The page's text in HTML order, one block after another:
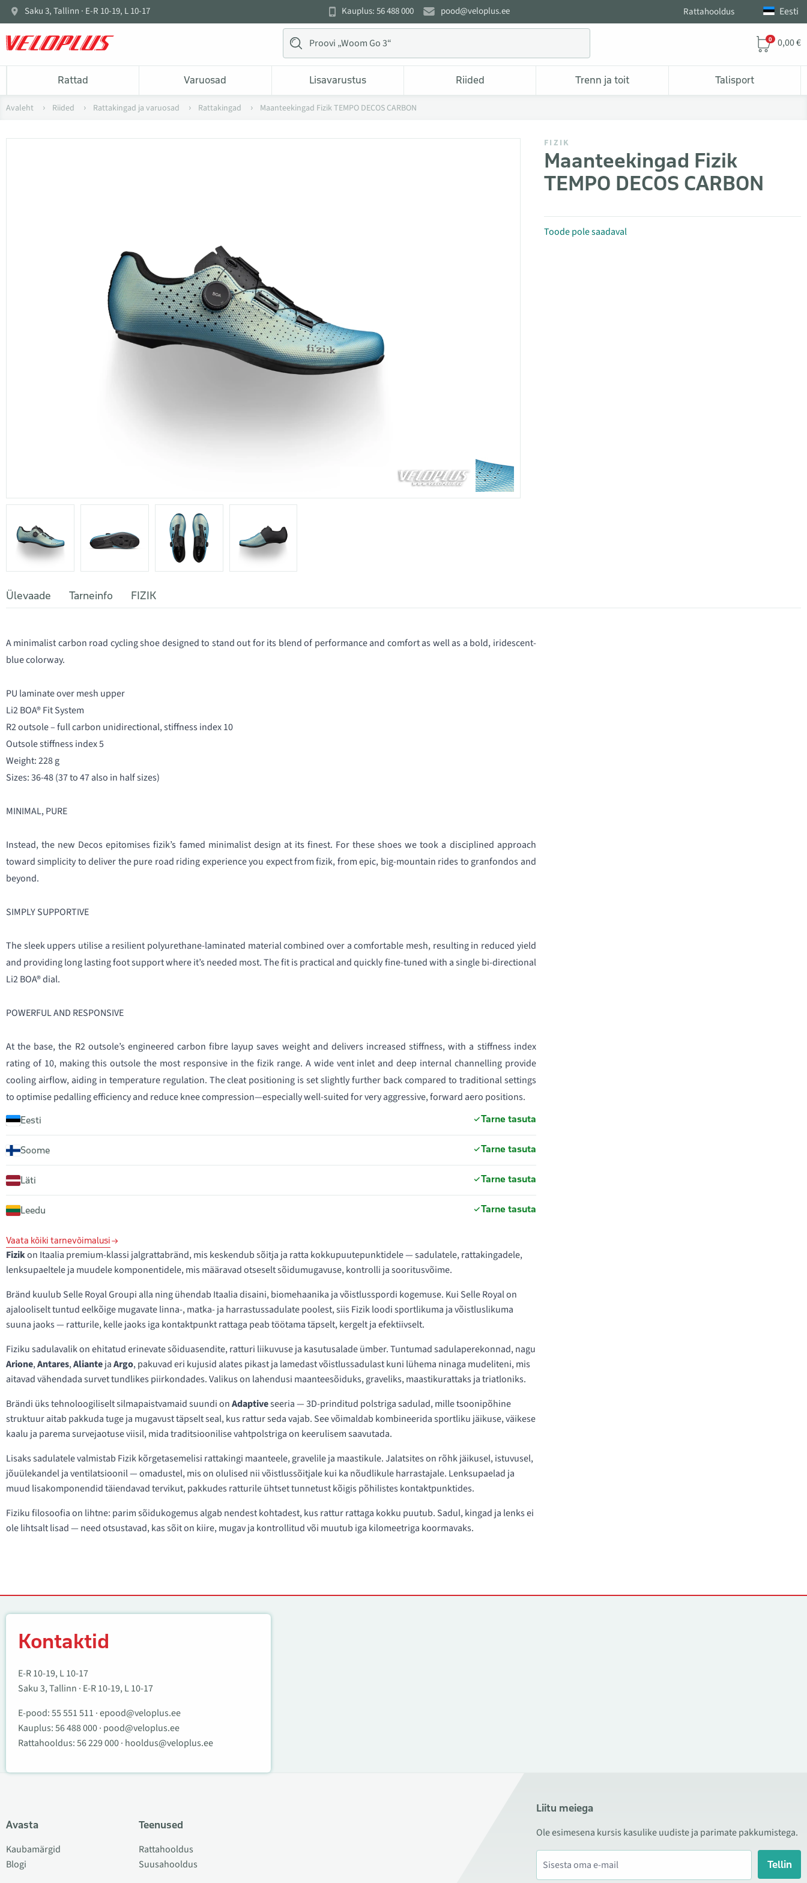
Saku 3, Tallinn · E-R 10-19, L 10-17 Kauplus: 56 488 000 pood@veloplus.ee Rattahooldus Eesti
0 0,00 €
Rattad Varuosad Lisavarustus Riided Trenn ja toit Talisport
Avaleht Riided Rattakingad ja varuosad Rattakingad Maanteekingad Fizik TEMPO DECOS CARBON
FIZIK
Maanteekingad Fizik
TEMPO DECOS CARBON
Toode pole saadaval
Ülevaade Tarneinfo FIZIK
A minimalist carbon road cycling shoe designed to stand out for its blend of performance and comfort as well as a bold, iridescent-
blue colorway.
PU laminate over mesh upper
Li2 BOA® Fit System
R2 outsole – full carbon unidirectional, stiffness index 10
Outsole stiffness index 5
Weight: 228 g
Sizes: 36-48 (37 to 47 also in half sizes)
MINIMAL, PURE
Instead, the new Decos epitomises fizik’s famed minimalist design at its finest. For these shoes we took a disciplined approach
toward simplicity to deliver the pure road riding experience you expect from fizik, from epic, big-mountain rides to granfondos and
beyond.
SIMPLY SUPPORTIVE
The sleek uppers utilise a resilient polyurethane-laminated material combined over a comfortable mesh, resulting in reduced yield
and providing long lasting foot support where it’s needed most. The fit is practical and quickly fine-tuned with a single bi-directional
Li2 BOA® dial.
POWERFUL AND RESPONSIVE
At the base, the R2 outsole’s engineered carbon fibre layup saves weight and delivers increased stiffness, with a stiffness index
rating of 10, making this outsole the most responsive in the fizik range. A wide vent inlet and deep internal channelling provide
cooling airflow, aiding in temperature regulation. The cleat positioning is set slightly further back compared to traditional settings
to optimise pedalling efficiency and reduce knee compression—especially well-suited for very aggressive, forward aero positions.
Eesti Tarne tasuta
Soome Tarne tasuta
Läti Tarne tasuta
Leedu Tarne tasuta
Vaata kõiki tarnevõimalusi
Fizikon Itaalia premium-klassi jalgrattabränd, mis keskendub sõitja ja ratta kokkupuutepunktidele — sadulatele, rattakingadele,
lenksupaeltele ja muudele komponentidele, mis määravad otseselt sõidumugavuse, kontrolli ja sooritusvõime.
Bränd kuulub Selle Royal Groupi alla ning ühendab Itaalia disaini, biomehaanika ja võistlusspordi kogemuse. Kui Selle Royal on
ajalooliselt tuntud eelkõige mugavate linna-, matka- ja harrastussadulate poolest, siis Fizik loodi sportlikuma ja võistluslikuma
suuna jaoks — ratturile, kelle jaoks iga kontaktpunkt rattaga peab töötama täpselt, kergelt ja efektiivselt.
Fiziku sadulavalik on ehitatud erinevate sõiduasendite, ratturi liikuvuse ja kasutusalade ümber. Tuntumad sadulaperekonnad, nagu
Arione,Antares,AliantejaArgo, pakuvad eri kujusid alates pikast ja lamedast võistlussadulast kuni lühema ninaga mudeliteni, mis
aitavad vähendada survet tundlikes piirkondades. Valikus on lahendusi maanteesõiduks, graveliks, maastikurattaks ja triatloniks.
Brändi üks tehnoloogiliselt silmapaistvamaid suundi onAdaptiveseeria — 3D-prinditud polstriga sadulad, mille tsoonipõhine
struktuur aitab pakkuda tuge ja mugavust täpselt seal, kus rattur seda vajab. See võimaldab kombineerida sportliku jäikuse, väikese
kaalu ja parema survejaotuse viisil, mida traditsioonilise vahtpolstriga on keerulisem saavutada.
Lisaks sadulatele valmistab Fizik kõrgetasemelisi rattakingi maanteele, gravelile ja maastikule. Jalatsites on rõhk jäikusel, istuvusel,
jõuülekandel ja ventilatsioonil — omadustel, mis on olulised nii võistlussõitjale kui ka nõudlikule harrastajale. Lenksupaelad ja
muud lisakomponendid täiendavad tervikut, pakkudes ratturile ühtset tunnetust kõigis põhilistes kontaktpunktides.
Fiziku filosoofia on lihtne: parim sõidukogemus algab nendest kohtadest, kus rattur rattaga kokku puutub. Sadul, kingad ja lenks ei
ole lihtsalt lisad — need otsustavad, kas sõit on kiire, mugav ja kontrollitud või muutub iga kilomeetriga koormavaks.
Kontaktid
E-R 10-19, L 10-17
Saku 3, Tallinn · E-R 10-19, L 10-17
E-pood:55 551 511 ·epood@veloplus.ee
Kauplus:56 488 000· pood@veloplus.ee
Rattahooldus:56 229 000· hooldus@veloplus.ee
Avasta
Kaubamärgid
Blogi
Teenused
Rattahooldus
Suusahooldus
Liitu meiega
Ole esimesena kursis kasulike uudiste ja parimate pakkumistega.
Tellin